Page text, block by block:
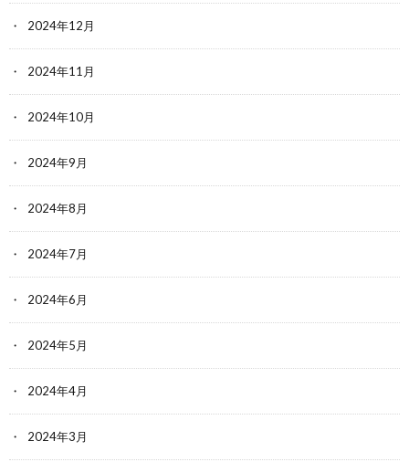
2024年12月
2024年11月
2024年10月
2024年9月
2024年8月
2024年7月
2024年6月
2024年5月
2024年4月
2024年3月